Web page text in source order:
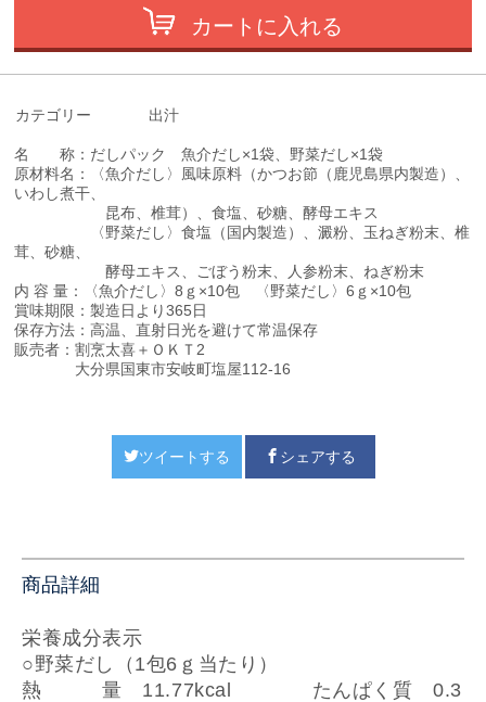
カートに入れる
カテゴリー 出汁
名 称：だしパック 魚介だし×1袋、野菜だし×1袋
原材料名：〈魚介だし〉風味原料（かつお節（鹿児島県内製造）、
いわし煮干、
昆布、椎茸）、食塩、砂糖、酵母エキス
〈野菜だし〉食塩（国内製造）、澱粉、玉ねぎ粉末、椎
茸、砂糖、
酵母エキス、ごぼう粉末、人参粉末、ねぎ粉末
内 容 量：〈魚介だし〉8ｇ×10包 〈野菜だし〉6ｇ×10包
賞味期限：製造日より365日
保存方法：高温、直射日光を避けて常温保存
販売者：割烹太喜＋ＯＫＴ2
大分県国東市安岐町塩屋112-16
ツイートする シェアする
商品詳細
栄養成分表示
○野菜だし（1包6ｇ当たり）
熱 量 11.77kcal たんぱく質 0.3